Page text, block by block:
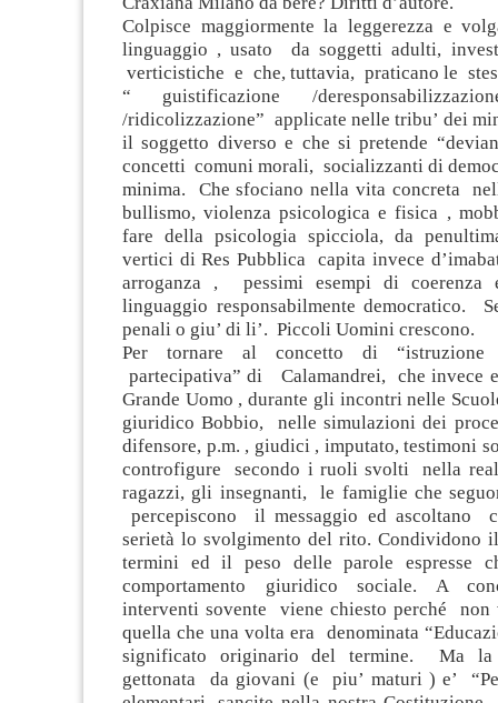
Colpisce maggiormente la leggerezza e
linguaggio , usato da soggetti adulti,
verticistiche e che, tuttavia, praticano le
“ guistificazione /
/ridicolizzazione” applicate nelle tribu’ dei
il soggetto diverso e che si pretende
concetti comuni morali, socializzanti di
minima. Che sfociano nella vita concreta
bullismo, violenza psicologica e fisica ,
fare della psicologia spicciola, da
vertici di Res Pubblica capita invece
arroganza , pessimi esempi di
linguaggio responsabilmente democratico.
penali o giu’ di li’. Piccoli Uomini crescono.
Per tornare al concetto di “istruzione
partecipativa” di Calamandrei, che invece
Grande Uomo , durante gli incontri nelle
giuridico Bobbio, nelle simulazioni dei
difensore, p.m. , giudici , imputato, testimoni
controfigure secondo i ruoli svolti nella
ragazzi, gli insegnanti, le famiglie che
percepiscono il messaggio ed ascoltano
serietà lo svolgimento del rito. Condividono
termini ed il peso delle parole espresse
comportamento giuridico sociale. A
interventi sovente viene chiesto perché non
quella che una volta era denominata
significato originario del termine. Ma la
gettonata da giovani (e piu’ maturi ) e’